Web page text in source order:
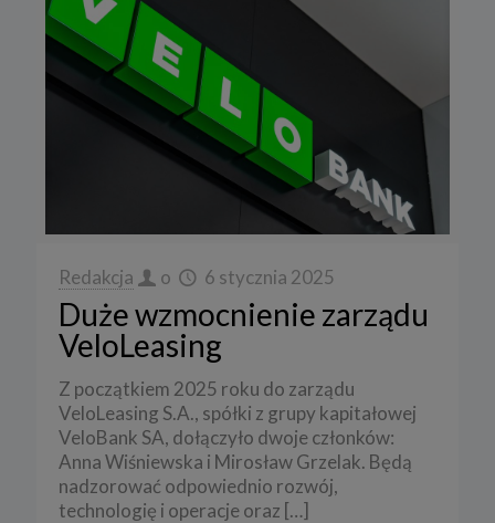
Redakcja o 6 stycznia 2025
Duże wzmocnienie zarządu
VeloLeasing
Z początkiem 2025 roku do zarządu
VeloLeasing S.A., spółki z grupy kapitałowej
VeloBank SA, dołączyło dwoje członków:
Anna Wiśniewska i Mirosław Grzelak. Będą
nadzorować odpowiednio rozwój,
technologię i operacje oraz […]